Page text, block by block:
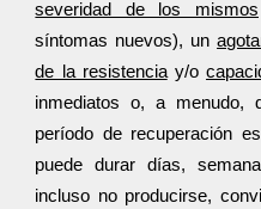
severidad de los mismos
síntomas nuevos), un
de la resistenciay/o
inmediatos o, a menudo,
período de recuperación
puede durar días,
incluso no producirse,